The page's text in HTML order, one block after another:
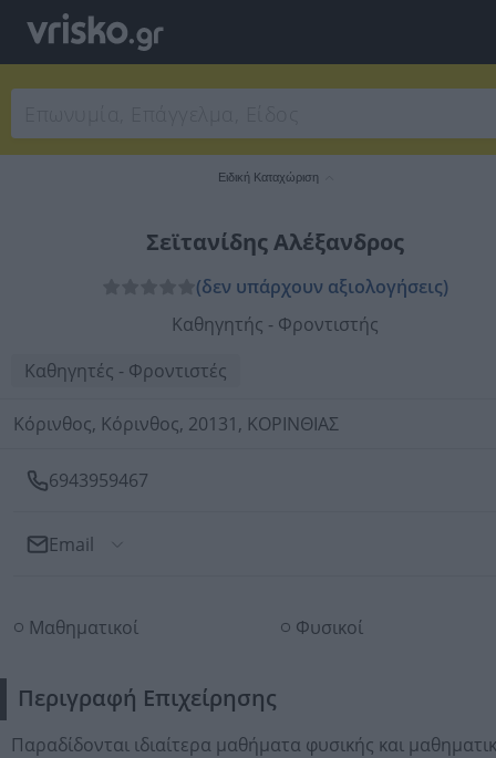
Ειδική Καταχώριση
Σεϊτανίδης Αλέξανδρος
(δεν υπάρχουν αξιολογήσεις)
Καθηγητής - Φροντιστής
Καθηγητές - Φροντιστές
Κόρινθος, Κόρινθος, 20131, ΚΟΡΙΝΘΙΑΣ
6943959467
Email
Προς: Σεϊτανίδης Αλέξανδρος
Μαθηματικοί Φυσικοί
Περιγραφή Επιχείρησης
Παραδίδονται ιδιαίτερα μαθήματα φυσικής και